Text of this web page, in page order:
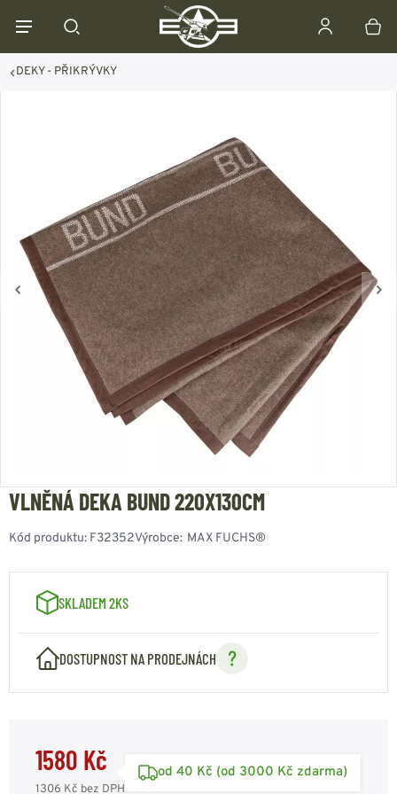
DEKY - PŘIKRÝVKY
VLNĚNÁ DEKA BUND 220X130CM
Kód produktu: F32352Výrobce: MAX FUCHS®
SKLADEM 2KS
DOSTUPNOST NA PRODEJNÁCH
1580 Kč
1306 Kč bez DPH
od 40 Kč (od 3000 Kč zdarma)